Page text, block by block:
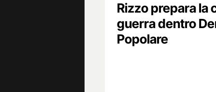
Rizzo prepara la
guerra dentro
Popolare